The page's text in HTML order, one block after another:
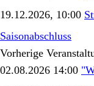
19.12.2026, 10:00
Saisonabschluss
Vorherige
02.08.2026 14:00